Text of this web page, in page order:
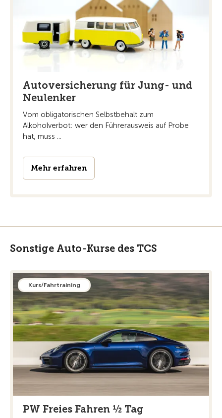
Autoversicherung für Jung- und
Neulenker
Vom obligatorischen Selbstbehalt zum
Alkoholverbot: wer den Führerausweis auf Probe
hat, muss ...
Mehr erfahren
Sonstige Auto-Kurse des TCS
Kurs/Fahrtraining
PW Freies Fahren ½ Tag